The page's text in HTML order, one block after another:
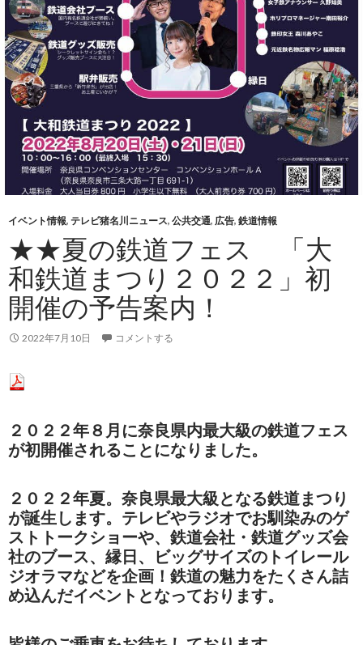
イベント情報, テレビ猪名川ニュース, 公共交通, 広告, 鉄道情報
★★夏の鉄道フェス 「大
和鉄道まつり２０２２」初
開催の予告案内！
2022年7月10日 コメントする
２０２２年８月に奈良県内最大級の鉄道フェス
が初開催されることになりました。
２０２２年夏。奈良県最大級となる鉄道まつり
が誕生します。テレビやラジオでお馴染みのゲ
ストトークショーや、鉄道会社・鉄道グッズ会
社のブース、縁日、ビッグサイズのトイレール
ジオラマなどを企画！鉄道の魅力をたくさん詰
め込んだイベントとなっております。